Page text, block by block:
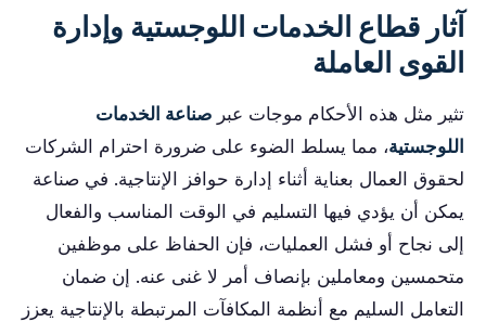
آثار قطاع الخدمات اللوجستية وإدارة
القوى العاملة
تثير مثل هذه الأحكام موجات عبر صناعة الخدمات
اللوجستية، مما يسلط الضوء على ضرورة احترام الشركات
لحقوق العمال بعناية أثناء إدارة حوافز الإنتاجية. في صناعة
يمكن أن يؤدي فيها التسليم في الوقت المناسب والفعال
إلى نجاح أو فشل العمليات، فإن الحفاظ على موظفين
متحمسين ومعاملين بإنصاف أمر لا غنى عنه. إن ضمان
التعامل السليم مع أنظمة المكافآت المرتبطة بالإنتاجية يعزز